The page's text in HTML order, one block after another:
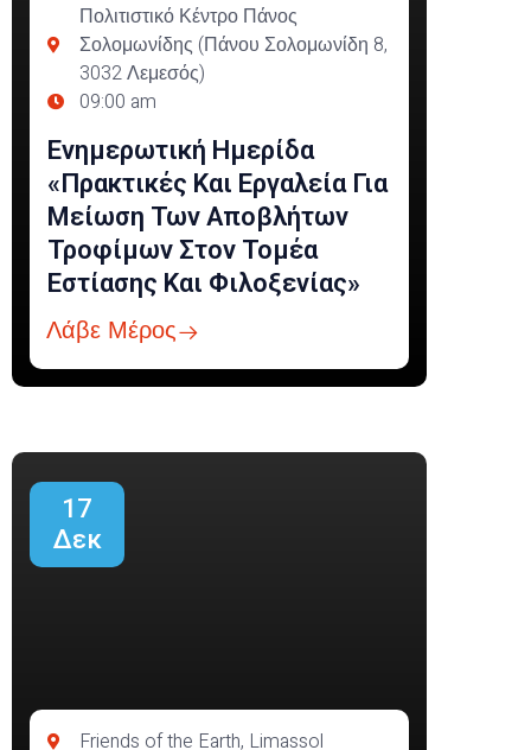
Πολιτιστικό Κέντρο Πάνος
Σολομωνίδης (Πάνου Σολομωνίδη 8,
3032 Λεμεσός)
09:00 am
Ενημερωτική Ημερίδα
«Πρακτικές Και Εργαλεία Για
Μείωση Των Αποβλήτων
Τροφίμων Στον Τομέα
Εστίασης Και Φιλοξενίας»
Λάβε Μέρος
17
Δεκ
Friends of the Earth, Limassol